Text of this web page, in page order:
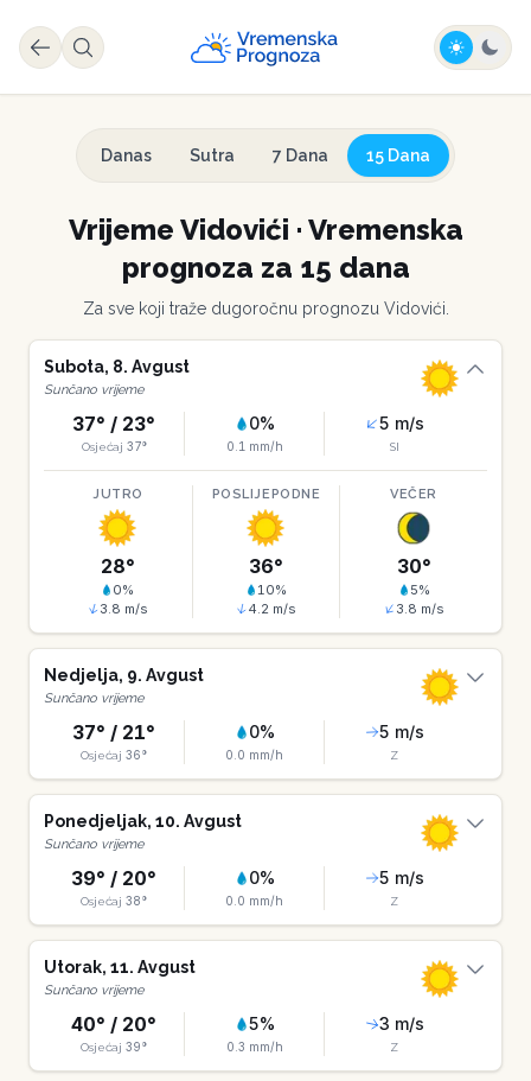
Danas Sutra 7 Dana 15 Dana
Vrijeme Vidovići · Vremenska
prognoza za 15 dana
Za sve koji traže dugoročnu prognozu Vidovići
Subota, 8. Avgust
Sunčano vrijeme
37° / 23°
Osjećaj 37°
0%
0.1 mm/h
5 m/s
SI
JUTRO
28°
0%
3.8 m/s
POSLIJEPODNE
36°
10%
4.2 m/s
VEČER
30°
5%
3.8 m/s
Nedjelja, 9. Avgust
Sunčano vrijeme
37° / 21°
Osjećaj 36°
0%
0.0 mm/h
5 m/s
Z
Ponedjeljak, 10. Avgust
Sunčano vrijeme
39° / 20°
Osjećaj 38°
0%
0.0 mm/h
5 m/s
Z
Utorak, 11. Avgust
Sunčano vrijeme
40° / 20°
Osjećaj 39°
5%
0.3 mm/h
3 m/s
Z